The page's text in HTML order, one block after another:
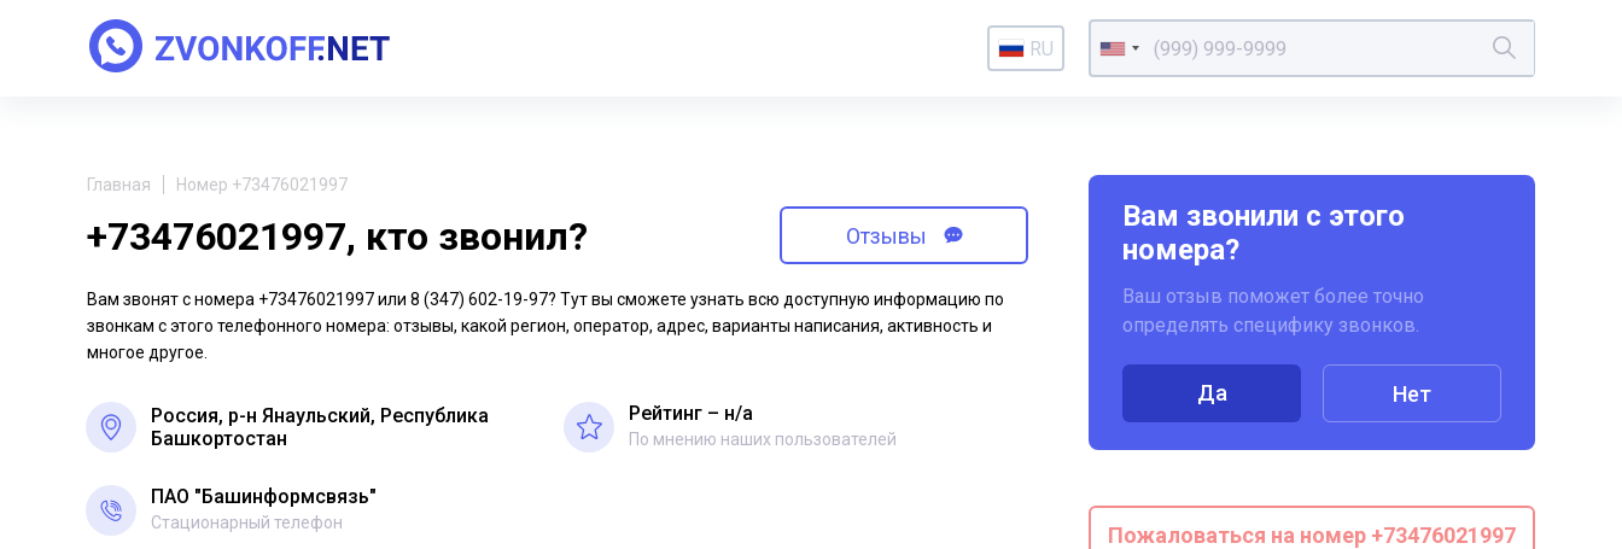
RU
Главная Номер +73476021997
+73476021997, кто звонил? Отзывы
Вам звонят с номера +73476021997 или 8 (347) 602-19-97? Тут вы сможете узнать всю доступную информацию по
звонкам с этого телефонного номера: отзывы, какой регион, оператор, адрес, варианты написания, активность и
многое другое.
Россия, р-н Янаульский, Республика
Башкортостан
Рейтинг – н/a
По мнению наших пользователей
ПАО "Башинформсвязь"
Стационарный телефон
Вам звонили с этого
номера?
Ваш отзыв поможет более точно
определять специфику звонков.
Да Нет
Пожаловаться на номер +73476021997